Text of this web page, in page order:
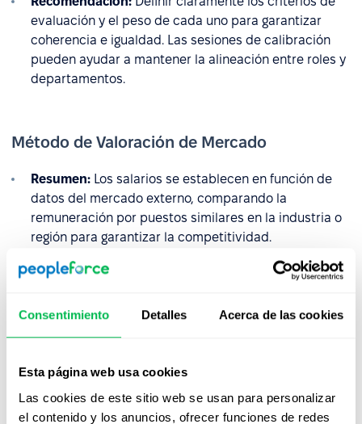
Consentimiento Detalles Acerca de las cookies
Esta página web usa cookies
Las cookies de este sitio web se usan para personalizar
el contenido y los anuncios, ofrecer funciones de redes
evaluación y el peso de cada uno para garantizar
coherencia e igualdad. Las sesiones de calibración
pueden ayudar a mantener la alineación entre roles y
departamentos.
Método de Valoración de Mercado
Resumen: Los salarios se establecen en función de
datos del mercado externo, comparando la
remuneración por puestos similares en la industria o
región para garantizar la competitividad.
Mejor opción para:
Ideal para organizaciones en
una prioridad.
evaluaciones internas para tener en cuenta el valor
único que un puesto aporta a la organización y evitar
posibles desigualdades salariales.